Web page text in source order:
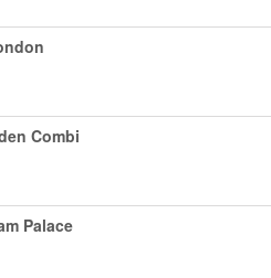
Combi
Palace